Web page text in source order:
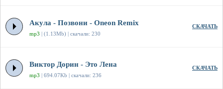
Акула - Позвони - Oneon Remix
mp3 | (1.13Mb) | скачали: 230
СКАЧАТЬ
Виктор Дорин - Это Лена
mp3 | 694.07Kb | скачали: 236
СКАЧАТЬ